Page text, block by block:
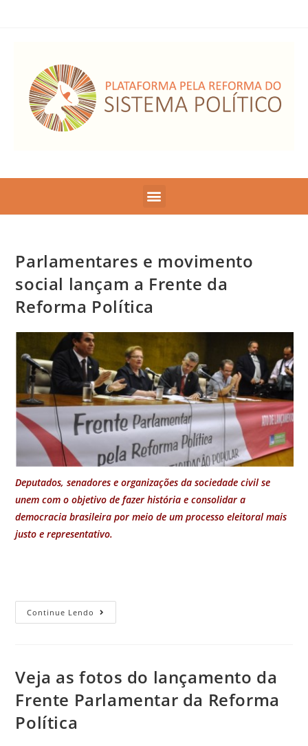
Parlamentares e movimento
social lançam a Frente da
Reforma Política
Deputados, senadores e organizações da sociedade civil se
unem com o objetivo de fazer história e consolidar a
democracia brasileira por meio de um processo eleitoral mais
justo e representativo.
Continue Lendo
Veja as fotos do lançamento da
Frente Parlamentar da Reforma
Política